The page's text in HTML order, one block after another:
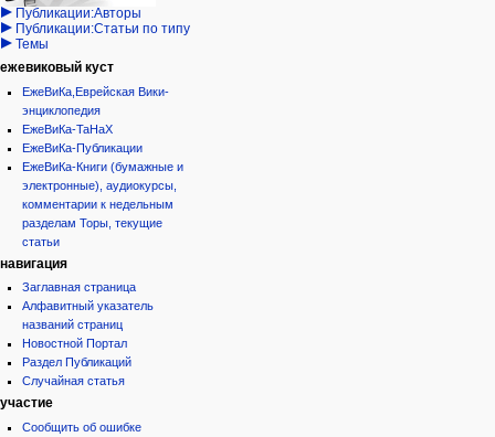
Публикации:Авторы
Публикации:Статьи по типу
Темы
ежевиковый куст
ЕжеВиКа,Еврейская Вики-
энциклопедия
ЕжеВиКа-ТаНаХ
ЕжеВиКа-Публикации
ЕжеВиКа-Книги (бумажные и
электронные), аудиокурсы,
комментарии к недельным
разделам Торы, текущие
статьи
навигация
Заглавная страница
Алфавитный указатель
названий страниц
Новостной Портал
Раздел Публикаций
Случайная статья
участие
Сообщить об ошибке